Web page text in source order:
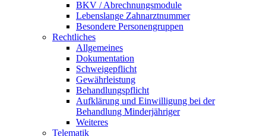
BKV / Abrechnungsmodule
Lebenslange Zahnarztnummer
Besondere Personengruppen
Rechtliches
Allgemeines
Dokumentation
Schweigepflicht
Gewährleistung
Behandlungspflicht
Aufklärung und Einwilligung bei der
Behandlung Minderjähriger
Weiteres
Telematik